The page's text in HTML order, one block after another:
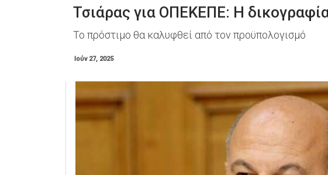
Τσιάρας για ΟΠΕΚΕΠΕ: Η
Το πρόστιμο θα καλυφθεί από τον προϋπολογισμό
Ιούν 27, 2025